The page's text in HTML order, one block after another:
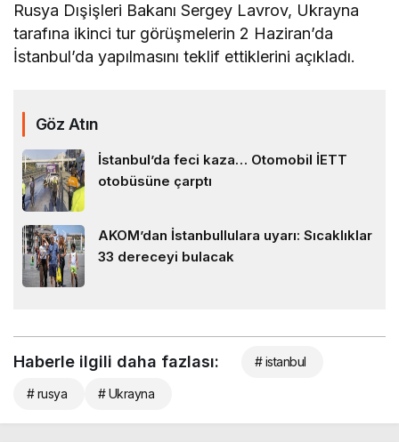
Rusya Dışişleri Bakanı Sergey Lavrov, Ukrayna
tarafına ikinci tur görüşmelerin 2 Haziran’da
İstanbul’da yapılmasını teklif ettiklerini açıkladı.
Göz Atın
İstanbul’da feci kaza… Otomobil İETT
otobüsüne çarptı
AKOM’dan İstanbullulara uyarı: Sıcaklıklar
33 dereceyi bulacak
Haberle ilgili daha fazlası: # istanbul
# rusya # Ukrayna